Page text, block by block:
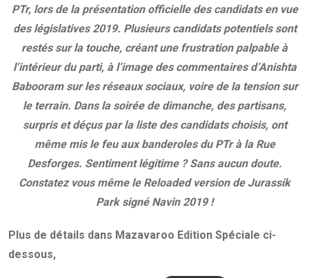
PTr, lors de la présentation officielle des candidats en vue
des législatives 2019. Plusieurs candidats potentiels sont
restés sur la touche, créant une frustration palpable à
l’intérieur du parti, à l’image des commentaires d’Anishta
Babooram sur les réseaux sociaux, voire de la tension sur
le terrain. Dans la soirée de dimanche, des partisans,
surpris et déçus par la liste des candidats choisis, ont
même mis le feu aux banderoles du PTr à la Rue
Desforges. Sentiment légitime ? Sans aucun doute.
Constatez vous même le Reloaded version de Jurassik
Park signé Navin 2019 !
Plus de détails dans Mazavaroo Edition Spéciale ci-
dessous,